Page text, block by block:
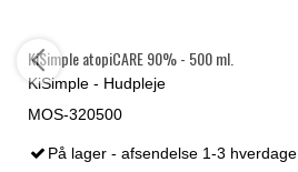
KiSimple atopiCARE 90% - 500 ml.
KiSimple - Hudpleje
MOS-320500
På lager - afsendelse 1-3 hverdage